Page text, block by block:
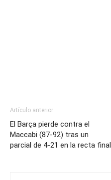
Artículo anterior
El Barça pierde contra el
Maccabi (87-92) tras un
parcial de 4-21 en la recta final